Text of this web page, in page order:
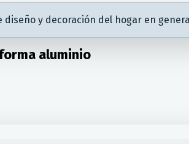
diseño y decoración del hogar en
aluminio